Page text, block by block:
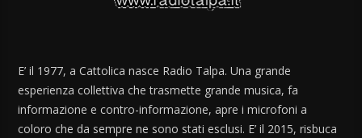
E’ il 1977, a Cattolica nasce Radio Talpa. Una grande
esperienza collettiva che trasmette grande musica, fa
informazione e contro-informazione, apre i microfoni a
coloro che da sempre ne sono stati esclusi. E’ il 2015, risbuca